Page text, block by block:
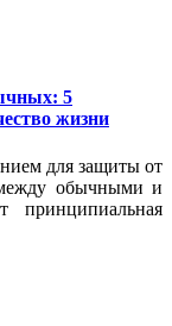
5
жизни
для защиты от
обычными и
принципиальная